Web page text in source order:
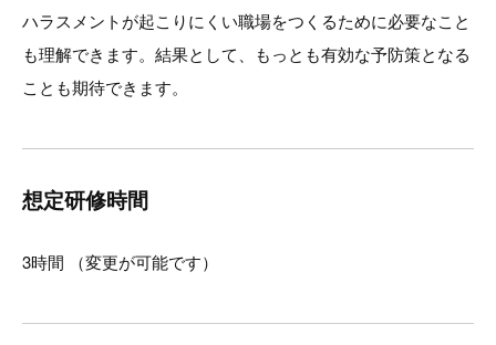
ハラスメントが起こりにくい職場をつくるために必要なこと
も理解できます。結果として、もっとも有効な予防策となる
ことも期待できます。
想定研修時間
3時間 （変更が可能です）